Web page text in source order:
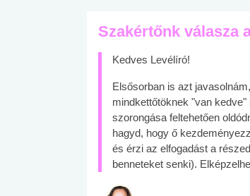
Szakértőnk válasza
Kedves Levélíró!
Elsősorban is azt
mindkettőtöknek "van
szorongása feltehetően
hagyd, hogy ő
és érzi az elfogadást a
benneteket senki).